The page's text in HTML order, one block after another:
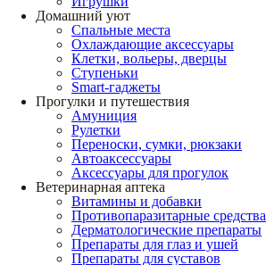
Домашний уют
Спальные места
Охлаждающие аксессуары
Клетки, вольеры, дверцы
Ступеньки
Smart-гаджеты
Прогулки и путешествия
Амуниция
Рулетки
Переноски, сумки, рюкзаки
Автоаксессуары
Аксессуары для прогулок
Ветеринарная аптека
Витамины и добавки
Противопаразитарные средства
Дерматологические препараты
Препараты для глаз и ушей
Препараты для суставов